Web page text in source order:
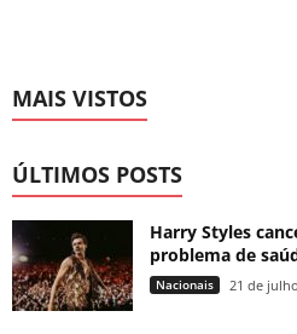
MAIS VISTOS
ÚLTIMOS POSTS
Harry Styles
problema de
Nacionais 21 de